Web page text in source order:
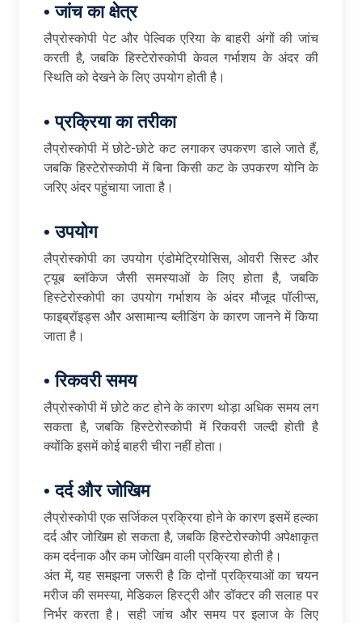
•जांच का क्षेत्र
लैप्रोस्कोपी पेट और पेल्विक एरिया के बाहरी अंगों की जांच
करती है, जबकि हिस्टेरोस्कोपी केवल गर्भाशय के अंदर की
स्थिति को देखने के लिए उपयोग होती है।
•प्रक्रिया का तरीका
लैप्रोस्कोपी में छोटे-छोटे कट लगाकर उपकरण डाले जाते हैं,
जबकि हिस्टेरोस्कोपी में बिना किसी कट के उपकरण योनि के
जरिए अंदर पहुंचाया जाता है।
•उपयोग
लैप्रोस्कोपी का उपयोग एंडोमेट्रियोसिस, ओवरी सिस्ट और
ट्यूब ब्लॉकेज जैसी समस्याओं के लिए होता है, जबकि
हिस्टेरोस्कोपी का उपयोग गर्भाशय के अंदर मौजूद पॉलीप्स,
फाइब्रॉइड्स और असामान्य ब्लीडिंग के कारण जानने में किया
जाता है।
•रिकवरी समय
लैप्रोस्कोपी में छोटे कट होने के कारण थोड़ा अधिक समय लग
सकता है, जबकि हिस्टेरोस्कोपी में रिकवरी जल्दी होती है
क्योंकि इसमें कोई बाहरी चीरा नहीं होता।
•दर्द और जोखिम
लैप्रोस्कोपी एक सर्जिकल प्रक्रिया होने के कारण इसमें हल्का
दर्द और जोखिम हो सकता है, जबकि हिस्टेरोस्कोपी अपेक्षाकृत
कम दर्दनाक और कम जोखिम वाली प्रक्रिया होती है।
अंत में, यह समझना जरूरी है कि दोनों प्रक्रियाओं का चयन
मरीज की समस्या, मेडिकल हिस्ट्री और डॉक्टर की सलाह पर
निर्भर करता है। सही जांच और समय पर इलाज के लिए